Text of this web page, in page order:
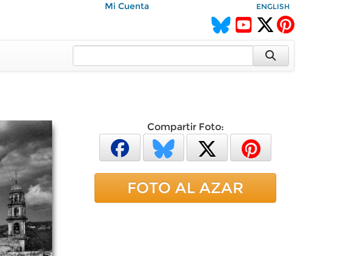
Mi Cuenta ENGLISH
Compartir Foto:
FOTO AL AZAR